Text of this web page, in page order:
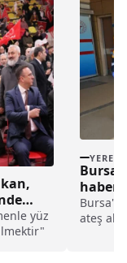
yüz
YEREL
haberi
ateş